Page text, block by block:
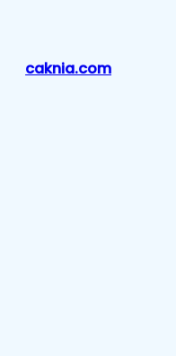
caknia.com